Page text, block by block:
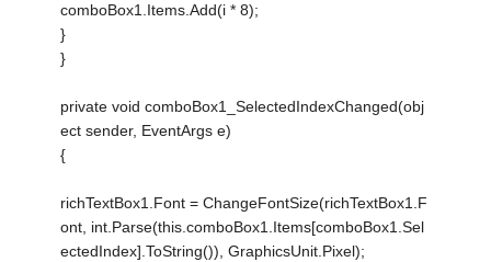
comboBox1.Items.Add(i * 8);
}
}
private void comboBox1_SelectedIndexChanged(obj
ect sender, EventArgs e)
{
richTextBox1.Font = ChangeFontSize(richTextBox1.F
ont, int.Parse(this.comboBox1.Items[comboBox1.Sel
ectedIndex].ToString()), GraphicsUnit.Pixel);